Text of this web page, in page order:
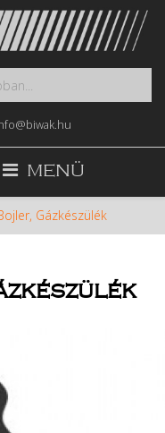
MENÜ
Gázkészülék